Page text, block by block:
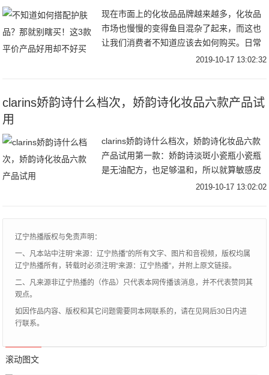
现在市面上的化妆品品牌越来越多，化妆品
市场也慢慢的变得鱼目混杂了起来，而这也
让我们消费者不知道应该去如何购买。日常
最常见的护肤产品莫过于水乳霜了，那么水
2019-10-17 13:02:32
clarins娇韵诗什么档次，娇韵诗化妆品六款产品试
用
clarins娇韵诗什么档次，娇韵诗化妆品六款
产品试用第一款：娇韵诗淡斑小瓷瓶小瓷瓶
是无油配方，也足够温和，所以就算敏感皮
也可以放心使用，加上它里面含有比柠檬VC
2019-10-17 13:02:02
辽宁热播版权与免责声明：
一、凡本站中注明“来源：辽宁热播”的所有文字、图片和音视频，版权均属
辽宁热播所有，转载时必须注明“来源：辽宁热播”，并附上原文链接。
二、凡来源非辽宁热播的（作品）只代表本网传播该消息，并不代表赞同其
观点。
如因作品内容、版权和其它问题需要同本网联系的，请在见网后30日内进
行联系。
滚动图文